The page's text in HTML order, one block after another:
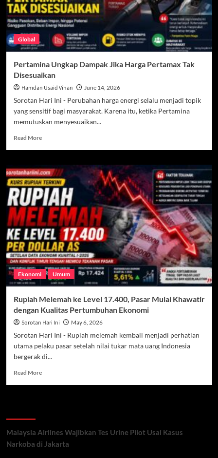
Global
Pertamina Ungkap Dampak Jika Harga Pertamax Tak
Disesuaikan
Hamdan Usaid Vihan June 14, 2026
Sorotan Hari Ini - Perubahan harga energi selalu menjadi topik
yang sensitif bagi masyarakat. Karena itu, ketika Pertamina
memutuskan menyesuaikan...
Read MoreRead
Pertamina
Ungkap
Dampak
Jika
Harga
Pertamax
Tak
Disesuaikan
Ekonomi Umum
Rupiah Melemah ke Level 17.400, Pasar Mulai Khawatir
dengan Kualitas Pertumbuhan Ekonomi
Sorotan Hari Ini May 6, 2026
Sorotan Hari Ini - Rupiah melemah kembali menjadi perhatian
utama pelaku pasar setelah nilai tukar mata uang Indonesia
bergerak di...
Read MoreRead
17.400,
Pasar
Malaysia Airlines Wajibkan Tes Urine Pilot Usai Kasus
Narkoba di Jakarta